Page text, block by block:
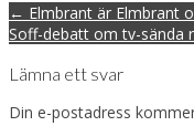
Post
navigation
← Elmbrant är Elmbrant
Soff-debatt om tv-sända
Lämna ett svar
Din e-postadress